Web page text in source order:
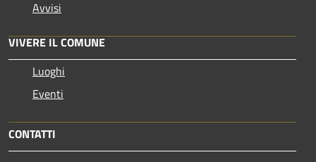
Avvisi
VIVERE IL COMUNE
Luoghi
Eventi
CONTATTI